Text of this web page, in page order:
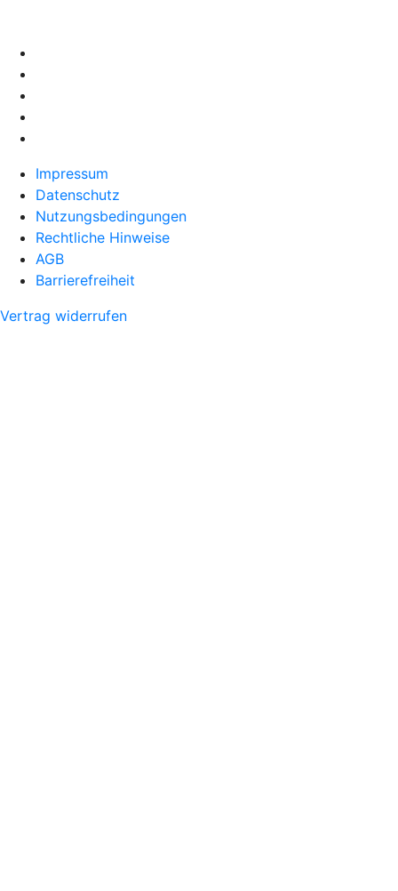
Impressum
Datenschutz
Nutzungsbedingungen
Rechtliche Hinweise
AGB
Barrierefreiheit
Vertrag widerrufen